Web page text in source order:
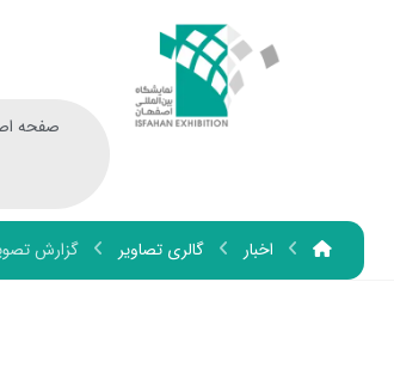
صفحه
اخبار گالری تصاویر گزارش